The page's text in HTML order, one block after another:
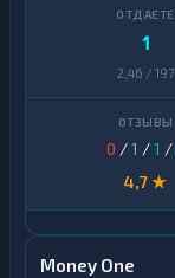
1
2,46 / 197
0 /1 /1 /
4,7 ★
Money One